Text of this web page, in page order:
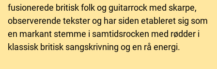
fusionerede britisk folk og guitarrock med skarpe,
observerende tekster og har siden etableret sig som
en markant stemme i samtidsrocken med rødder i
klassisk britisk sangskrivning og en rå energi.